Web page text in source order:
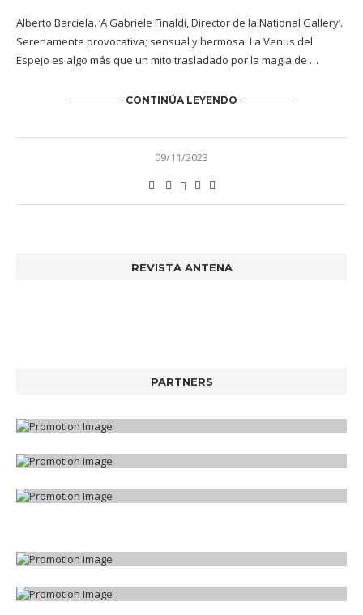
Alberto Barciela. ‘A Gabriele Finaldi, Director de la National Gallery’.
Serenamente provocativa; sensual y hermosa. La Venus del
Espejo es algo más que un mito trasladado por la magia de …
CONTINÚA LEYENDO
09/11/2023
REVISTA ANTENA
PARTNERS